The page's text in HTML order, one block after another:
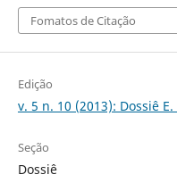
Fomatos de Citação
Edição
v. 5 n. 10 (2013): Dossiê
Seção
Dossiê